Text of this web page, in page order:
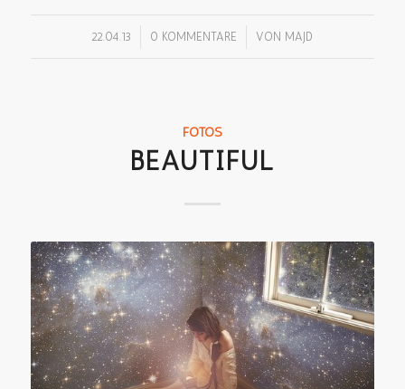
22.04.13 0 KOMMENTARE
/ VON MAJD
FOTOS
BEAUTIFUL